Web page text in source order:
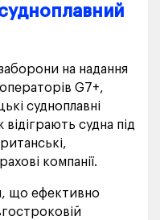
на надання
G7+,
судноплавні
судна під
компанії.
що ефективно